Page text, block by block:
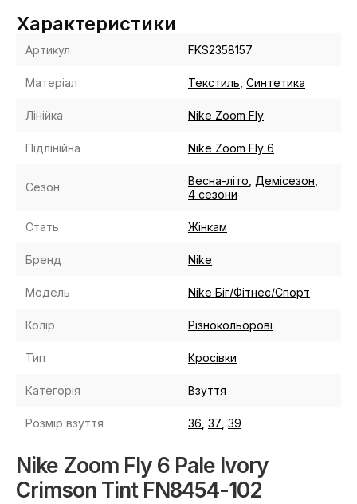
Характеристики
Артикул FKS2358157
Матеріал Текстиль Синтетика
Лінійка Nike Zoom Fly
Підлінійна Nike Zoom Fly 6
Сезон Весна-літо Демісезон
4 сезони
Стать Жінкам
Бренд Nike
Модель Nike Біг/Фітнес/Спорт
Колір Різнокольорові
Тип Кросівки
Категорія Взуття
Розмір взуття 36 37 39
Nike Zoom Fly 6 Pale Ivory
Crimson Tint FN8454-102